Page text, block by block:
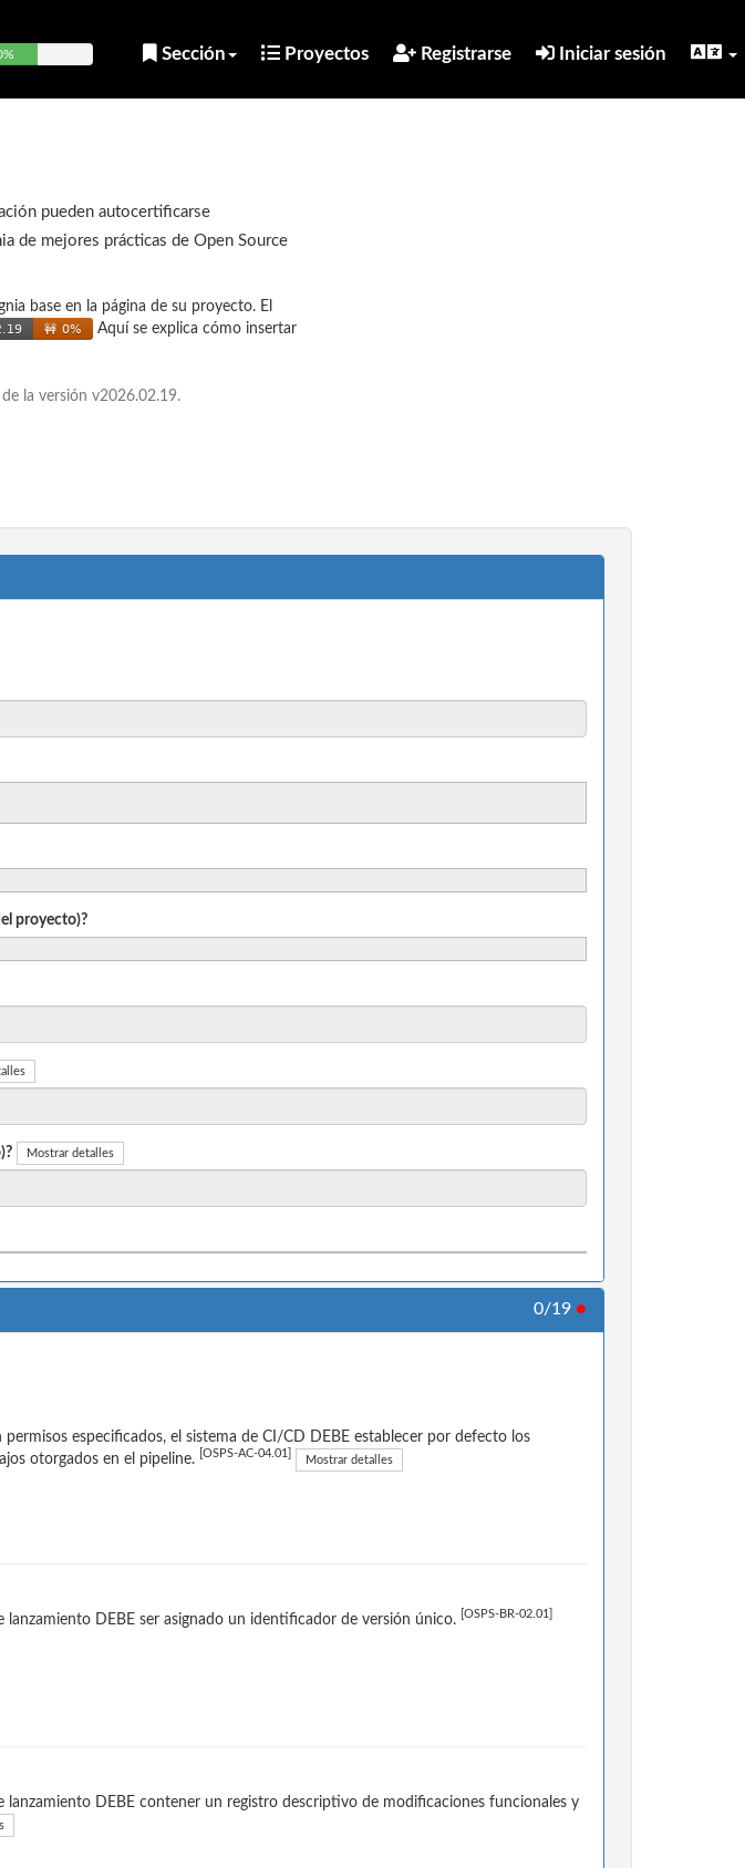
Sección Proyectos Registrarse Iniciar sesión
pueden autocertificarse
de mejores prácticas de Open Source
base en la página de su proyecto. El
Aquí se explica cómo insertar
la versión v2026.02.19.
proyecto)?
Mostrar detalles
0/19 ●
especificados, el sistema de CI/CD DEBE establecer por defecto los
otorgados en el pipeline.
[OSPS-AC-04.01] Mostrar detalles
lanzamiento DEBE ser asignado un identificador de versión único. [OSPS-BR-02.01]
lanzamiento DEBE contener un registro descriptivo de modificaciones funcionales y